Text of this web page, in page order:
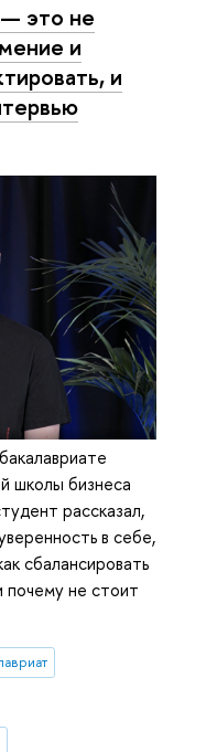
это не
и
и
школы бизнеса
рассказал,
в себе,
сбалансировать
почему не стоит